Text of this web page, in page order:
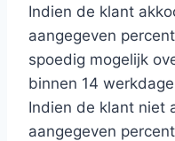
Indien de klant
aangegeven
spoedig mogelijk
binnen 14
Indien de klant niet
aangegeven